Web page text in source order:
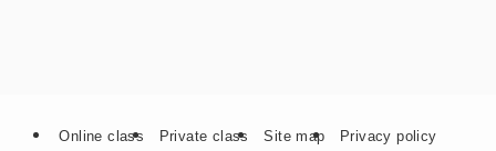
Online class Private class Site map Privacy policy